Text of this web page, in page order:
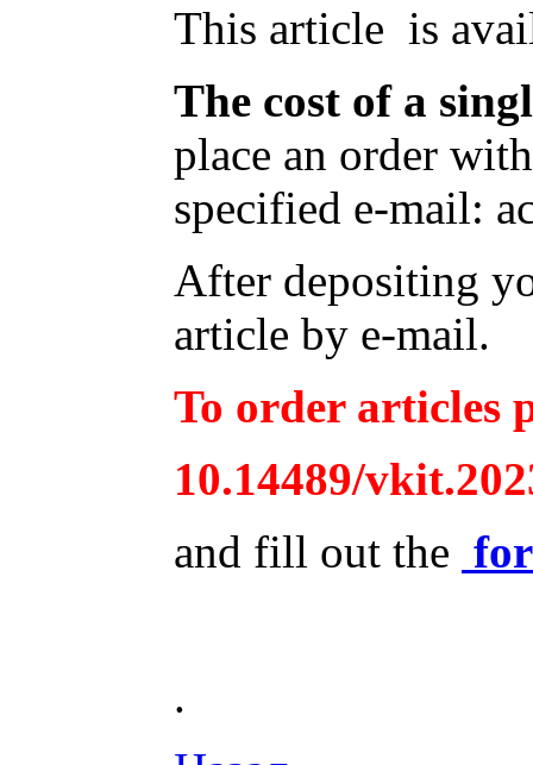
This article is
The cost of a
place an order
specified e-mail:
After depositing
article by e-mail.
To order articles
10.14489/
and fill out the
.